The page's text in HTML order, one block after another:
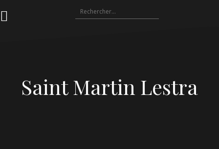
au
Rechercher :
Saint Martin Lestra